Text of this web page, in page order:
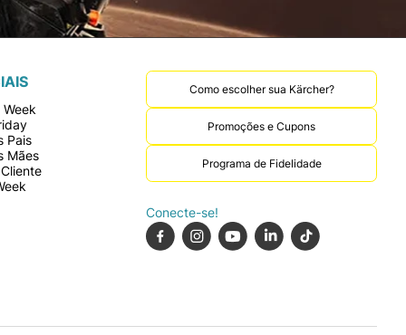
Pais
Mães
Conecte-se!
Como escolher sua Kärcher?
Promoções e Cupons
Programa de Fidelidade